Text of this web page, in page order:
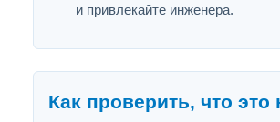
и привлекайте инженера.
Как проверить, что